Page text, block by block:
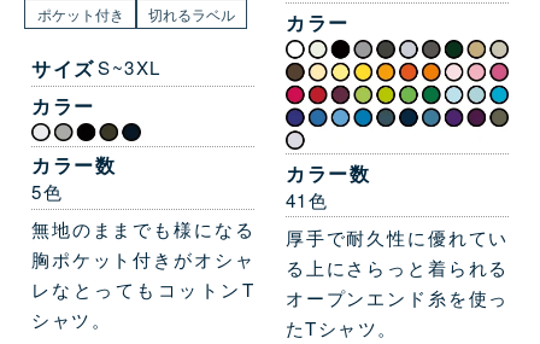
ポケット付き 切れるラベル
サイズS~3XL
カラー
カラー数
5色
無地のままでも様になる
胸ポケット付きがオシャ
レなとってもコットンT
シャツ。
カラー
カラー数
41色
厚手で耐久性に優れてい
る上にさらっと着られる
オープンエンド糸を使っ
たTシャツ。